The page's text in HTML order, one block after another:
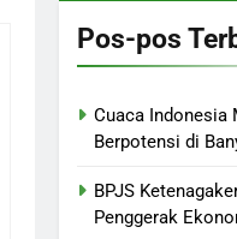
Pos-pos
Cuaca Indonesia
Berpotensi di
BPJS
Penggerak